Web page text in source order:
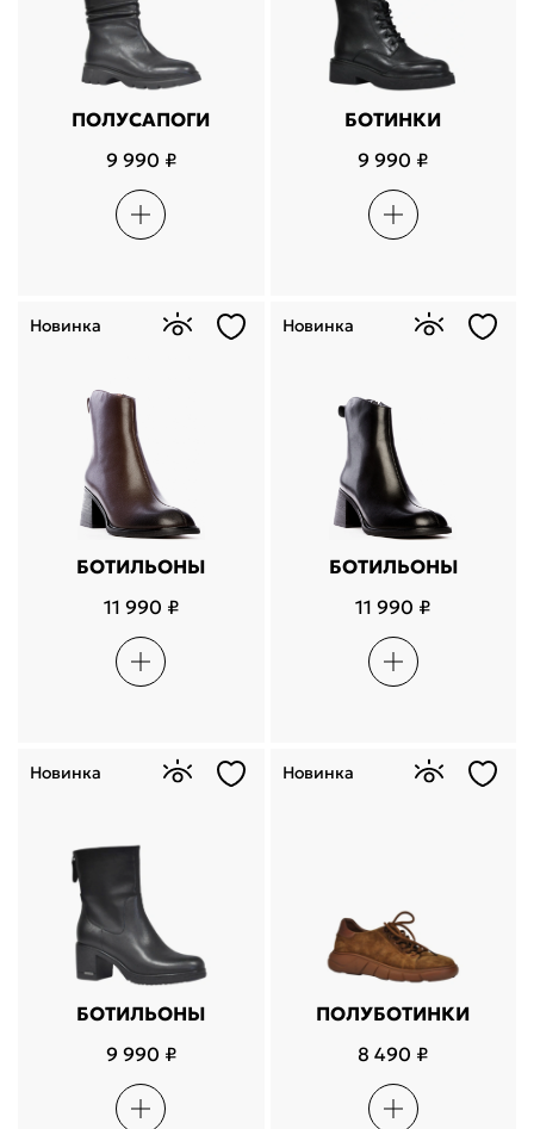
ПОЛУСАПОГИ
9 990 ₽
БОТИНКИ
9 990 ₽
БОТИЛЬОНЫ
11 990 ₽
Новинка
БОТИЛЬОНЫ
11 990 ₽
Новинка
БОТИЛЬОНЫ
9 990 ₽
Новинка
ПОЛУБОТИНКИ
8 490 ₽
Новинка